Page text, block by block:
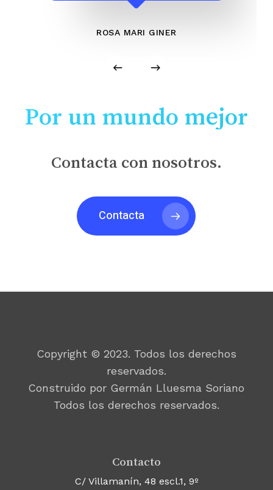
ROSA MARI GINER
Por un mundo mejor
Contacta con nosotros.
Contacta
Copyright © 2023. Todos los derechos
reservados.
Construido por Germán Lluesma Soriano
Todos los derechos reservados.
Contacto
C/ Villamanín, 48 escl.1, 9º